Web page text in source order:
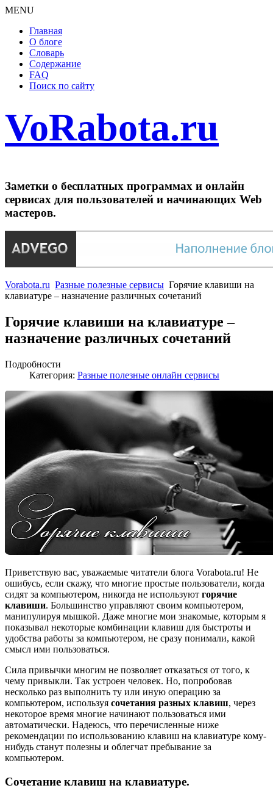
MENU
Главная
О блоге
Словарь
Содержание
FAQ
Поиск по сайту
VoRabota.ru
Заметки о бесплатных программах и онлайн
сервисах для пользователей и начинающих Web
мастеров.
Vorabota.ru Разные полезные сервисы Горячие клавиши на
клавиатуре – назначение различных сочетаний
Горячие клавиши на клавиатуре –
назначение различных сочетаний
Подробности
Категория: Разные полезные онлайн сервисы
Приветствую вас, уважаемые читатели блога Vorabota.ru! Не
ошибусь, если скажу, что многие простые пользователи, когда
сидят за компьютером, никогда не используют горячие
клавиши. Большинство управляют своим компьютером,
манипулируя мышкой. Даже многие мои знакомые, которым я
показывал некоторые комбинации клавиш для быстроты и
удобства работы за компьютером, не сразу понимали, какой
смысл ими пользоваться.
Сила привычки многим не позволяет отказаться от того, к
чему привыкли. Так устроен человек. Но, попробовав
несколько раз выполнить ту или иную операцию за
компьютером, используя сочетания разных клавиш, через
некоторое время многие начинают пользоваться ими
автоматически. Надеюсь, что перечисленные ниже
рекомендации по использованию клавиш на клавиатуре кому-
нибудь станут полезны и облегчат пребывание за
компьютером.
Сочетание клавиш на клавиатуре.